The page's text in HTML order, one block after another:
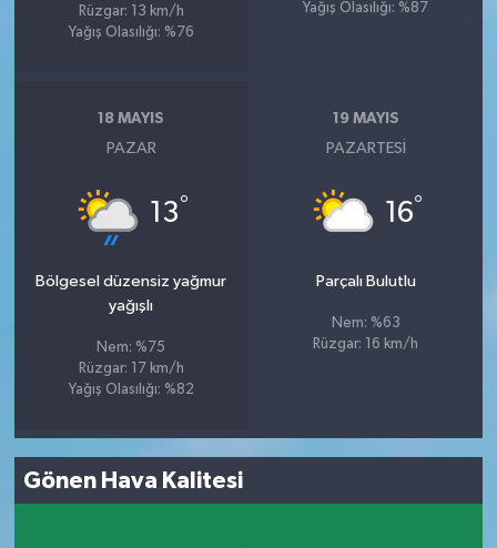
Rüzgar: 13 km/h
Yağış Olasılığı: %76
Yağış Olasılığı: %87
18 MAYIS
PAZAR
13°
Bölgesel düzensiz yağmur
yağışlı
Nem: %75
Rüzgar: 17 km/h
Yağış Olasılığı: %82
19 MAYIS
PAZARTESI
16°
Parçalı Bulutlu
Nem: %63
Rüzgar: 16 km/h
Gönen Hava Kalitesi